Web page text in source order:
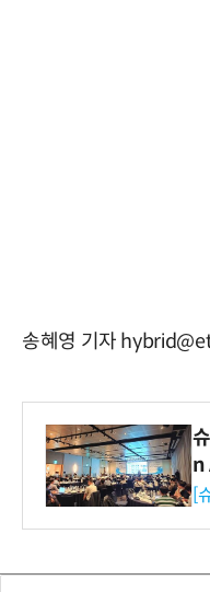
송혜영 기자
n
[